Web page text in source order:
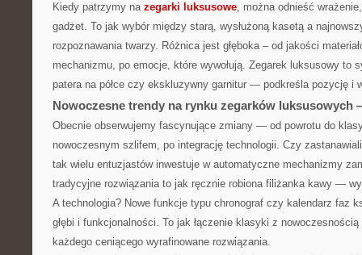
Kiedy patrzymy na zegarki luksusowe, można odnieść
gadżet. To jak wybór między starą, wysłużoną kasetą a
rozpoznawania twarzy. Różnica jest głęboka – od jakości
mechanizmu, po emocje, które wywołują. Zegarek luksusowy to
patera na półce czy ekskluzywny garnitur — podkreśla pozycję i
Nowoczesne trendy na rynku zegarków luksusowych
Obecnie obserwujemy fascynujące zmiany — od powrotu do
nowoczesnym szlifem, po integrację technologii. Czy
tak wielu entuzjastów inwestuje w automatyczne mechanizmy
tradycyjne rozwiązania to jak ręcznie robiona filiżanka kawy —
A technologia? Nowe funkcje typu chronograf czy kalendarz faz
głębi i funkcjonalności. To jak łączenie klasyki z
każdego ceniącego wyrafinowane rozwiązania.